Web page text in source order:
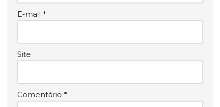
E-mail *
Site
Comentário *